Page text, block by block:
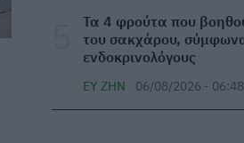
10 tips για να μην έχετε
φαγητό
ΕΥ ΖΗΝ 06/08/2026 - 17:55
Τα 4 φρούτα που
του σακχάρου,
ενδοκρινολόγους
ΕΥ ΖΗΝ 06/08/2026 - 06:48